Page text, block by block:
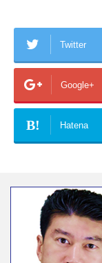
Twitter
Google+
B! Hatena